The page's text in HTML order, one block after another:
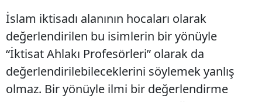
İslam iktisadı alanının hocaları olarak
değerlendirilen bu isimlerin bir yönüyle
“İktisat Ahlakı Profesörleri” olarak da
değerlendirilebileceklerini söylemek yanlış
olmaz. Bir yönüyle ilmi bir değerlendirme